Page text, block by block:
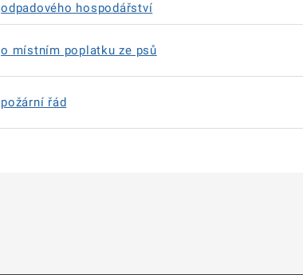
odpadového hospodářství
o místním poplatku ze psů
požární řád